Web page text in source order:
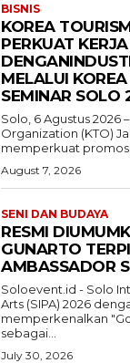
BISNIS
KOREA
PERKUAT
MELALUI
SEMINAR SOLO
Solo, 6 Agustus 2026
Organization (KTO)
memperkuat promosi
August 7, 2026
SENI DAN BUDAYA
RESMI
GUNARTO
AMBASSADOR
Soloevent.id - Solo
Arts (SIPA) 2026
memperkenalkan
sebagai...
July 30, 2026